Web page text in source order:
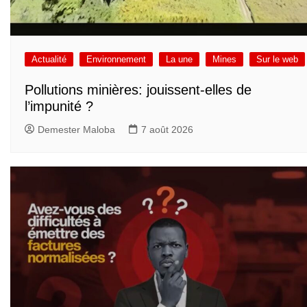
Actualité Environnement La une Mines Sur le web
Pollutions minières: jouissent-elles de
l’impunité ?
Demester Maloba 7 août 2026